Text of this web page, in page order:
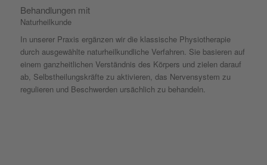
Behandlungen mit
Naturheilkunde
In unserer Praxis ergänzen wir die klassische Physiotherapie
durch ausgewählte naturheilkundliche Verfahren. Sie basieren auf
einem ganzheitlichen Verständnis des Körpers und zielen darauf
ab, Selbstheilungskräfte zu aktivieren, das Nervensystem zu
regulieren und Beschwerden ursächlich zu behandeln.